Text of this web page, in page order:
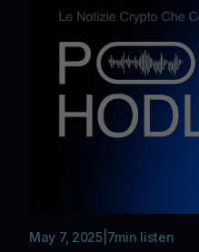
May 7, 2025| 7min listen